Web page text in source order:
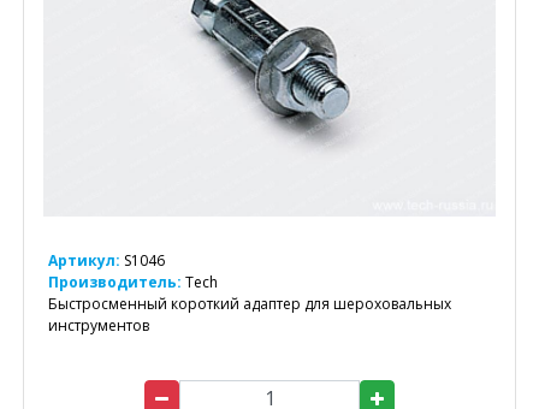
Артикул: S1046
Производитель: Tech
Быстросменный короткий адаптер для шероховальных
инструментов